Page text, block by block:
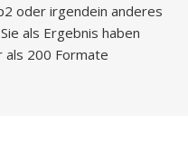
oder irgendein anderes
als Ergebnis haben
als 200 Formate